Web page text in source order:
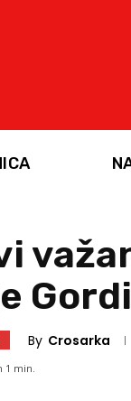
By Crosarka
1 min.